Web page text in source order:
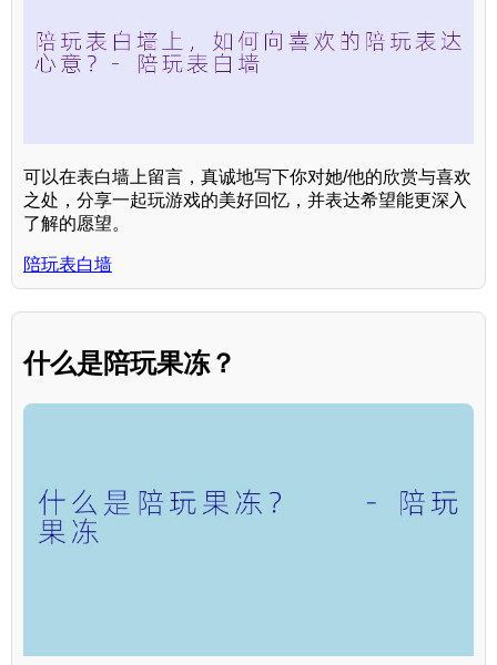
可以在表白墙上留言，真诚地写下你对她/他的欣赏与喜欢
之处，分享一起玩游戏的美好回忆，并表达希望能更深入
了解的愿望。
陪玩表白墙
什么是陪玩果冻？